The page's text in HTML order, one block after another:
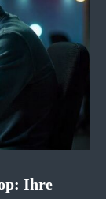
Ihre